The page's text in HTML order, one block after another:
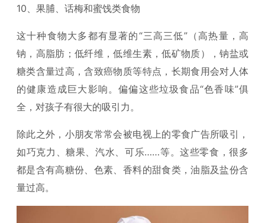
10、果脯、话梅和蜜饯类食物
这十种食物大多都有显著的“三高三低”（高热量，高
钠，高脂肪；低纤维，低维生素，低矿物质），钠盐或
糖类含量过高，含致癌物质等特点，长期食用会对人体
的健康造成巨大影响。偏偏这些垃圾食品“色香味”俱
全，对孩子有很大的吸引力。
除此之外，小朋友常常会被电视上的零食广告所吸引，
如巧克力、糖果、汽水、可乐……等。这些零食，很多
都是含有高糖份、色素、香料的甜食类，油脂及盐份含
量过高。